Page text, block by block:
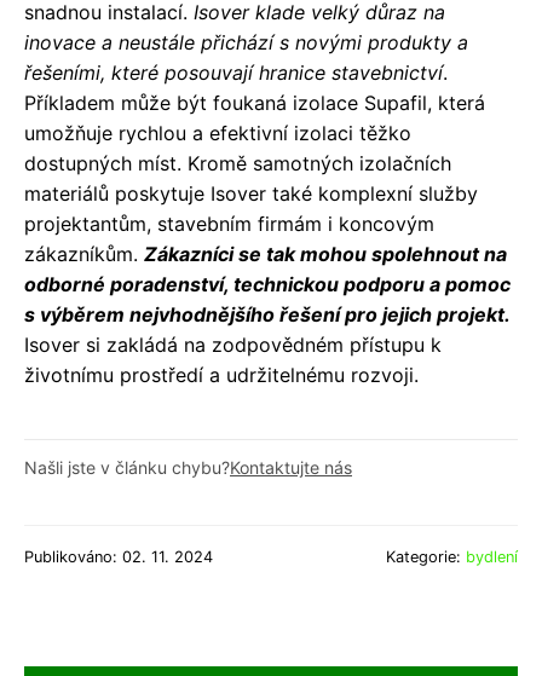
snadnou instalací. Isover klade velký důraz na
inovace a neustále přichází s novými produkty a
řešeními, které posouvají hranice stavebnictví.
Příkladem může být foukaná izolace Supafil, která
umožňuje rychlou a efektivní izolaci těžko
dostupných míst. Kromě samotných izolačních
materiálů poskytuje Isover také komplexní služby
projektantům, stavebním firmám i koncovým
zákazníkům. Zákazníci se tak mohou spolehnout na
odborné poradenství, technickou podporu a pomoc
s výběrem nejvhodnějšího řešení pro jejich projekt.
Isover si zakládá na zodpovědném přístupu k
životnímu prostředí a udržitelnému rozvoji.
Našli jste v článku chybu?Kontaktujte nás
Publikováno: 02. 11. 2024 Kategorie: bydlení